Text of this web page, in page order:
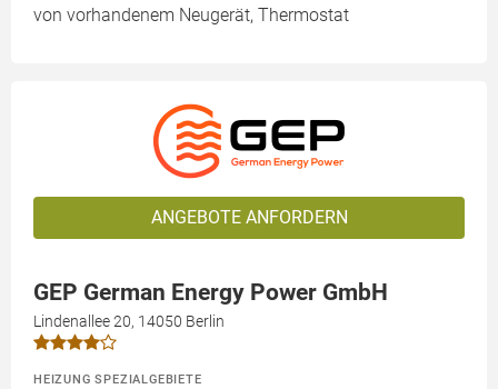
von vorhandenem Neugerät, Thermostat
ANGEBOTE ANFORDERN
GEP German Energy Power GmbH
Lindenallee 20, 14050 Berlin
HEIZUNG SPEZIALGEBIETE